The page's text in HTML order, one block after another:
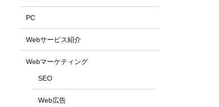
PC
Webサービス紹介
Webマーケティング
SEO
Web広告